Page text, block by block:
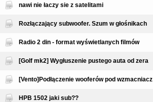
nawi nie łaczy sie z satelitami
Rozłączający subwoofer. Szum w głośnikach
Radio 2 din - format wyświetlanych filmów
[Golf mk2] Wygłuszenie pustego auta od zera
[Vento]Podłączenie wooferów pod wzmacniacz
HPB 1502 jaki sub??